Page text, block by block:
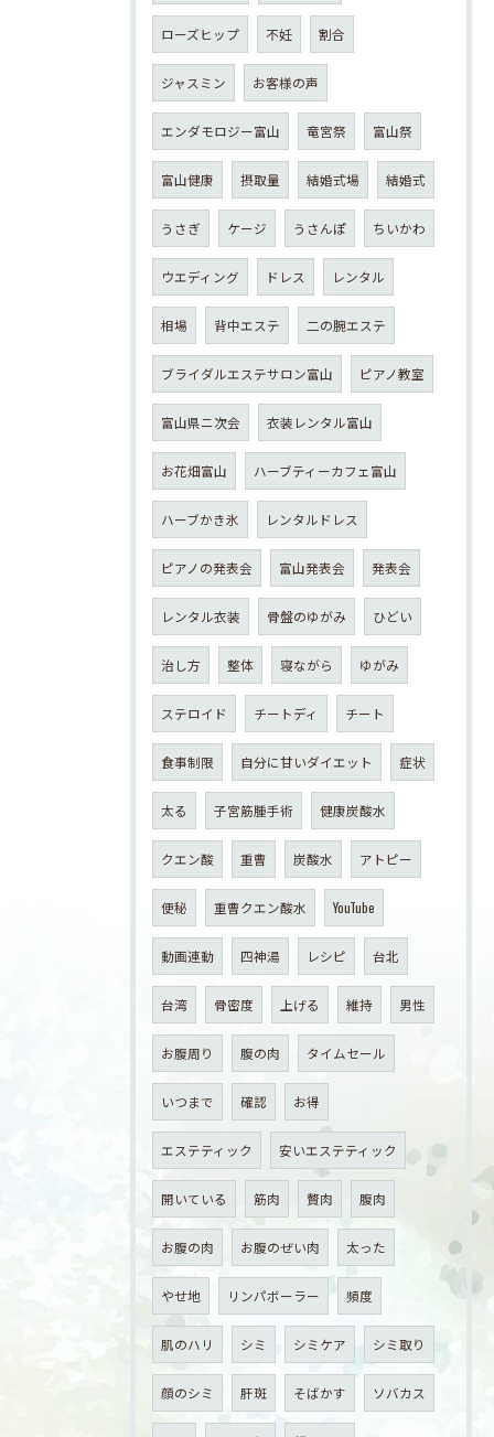
ローズヒップ 不妊 割合
ジャスミン お客様の声
エンダモロジー富山 竜宮祭 富山祭
富山健康 摂取量 結婚式場 結婚式
うさぎ ケージ うさんぽ ちいかわ
ウエディング ドレス レンタル
相場 背中エステ 二の腕エステ
ブライダルエステサロン富山 ピアノ教室
富山県ニ次会 衣装レンタル富山
お花畑富山 ハーブティーカフェ富山
ハーブかき氷 レンタルドレス
ピアノの発表会 富山発表会 発表会
レンタル衣装 骨盤のゆがみ ひどい
治し方 整体 寝ながら ゆがみ
ステロイド チートディ チート
食事制限 自分に甘いダイエット 症状
太る 子宮筋腫手術 健康炭酸水
クエン酸 重曹 炭酸水 アトピー
便秘 重曹クエン酸水 YouTube
動画連動 四神湯 レシピ 台北
台湾 骨密度 上げる 維持 男性
お腹周り 腹の肉 タイムセール
いつまで 確認 お得
エステティック 安いエステティック
開いている 筋肉 贅肉 腹肉
お腹の肉 お腹のぜい肉 太った
やせ地 リンパボーラー 頻度
肌のハリ シミ シミケア シミ取り
顔のシミ 肝斑 そばかす ソバカス